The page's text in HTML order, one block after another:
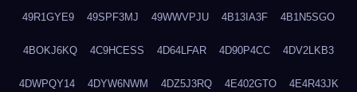
49R1GYE9 49SPF3MJ 49WWVPJU 4B13IA3F 4B1N5SGO
4BOKJ6KQ 4C9HCESS 4D64LFAR 4D90P4CC 4DV2LKB3
4DWPQY14 4DYW6NWM 4DZ5J3RQ 4E402GTO 4E4R43JK